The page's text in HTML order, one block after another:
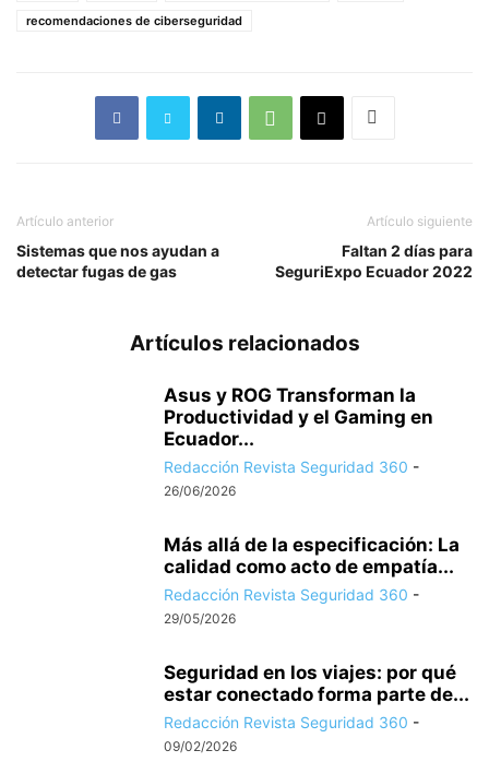
recomendaciones de ciberseguridad
Artículo anterior
Sistemas que nos ayudan a
detectar fugas de gas
Artículo siguiente
Faltan 2 días para
SeguriExpo Ecuador 2022
Artículos relacionados
Asus y ROG Transforman la
Productividad y el Gaming en
Ecuador...
Redacción Revista Seguridad 360 -
26/06/2026
Más allá de la especificación: La
calidad como acto de empatía...
Redacción Revista Seguridad 360 -
29/05/2026
Seguridad en los viajes: por qué
estar conectado forma parte de...
Redacción Revista Seguridad 360 -
09/02/2026